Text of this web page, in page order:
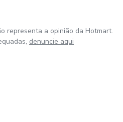
representa a opinião da Hotmart.
denuncie aqui